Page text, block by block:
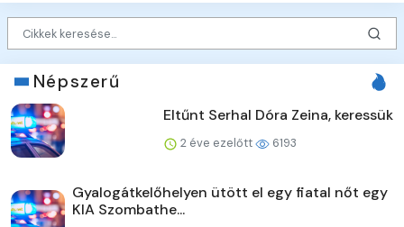
Népszerű
Eltűnt Serhal Dóra Zeina, keressük
2 éve ezelőtt 6193
Gyalogátkelőhelyen ütött el egy fiatal nőt egy
KIA Szombathe...